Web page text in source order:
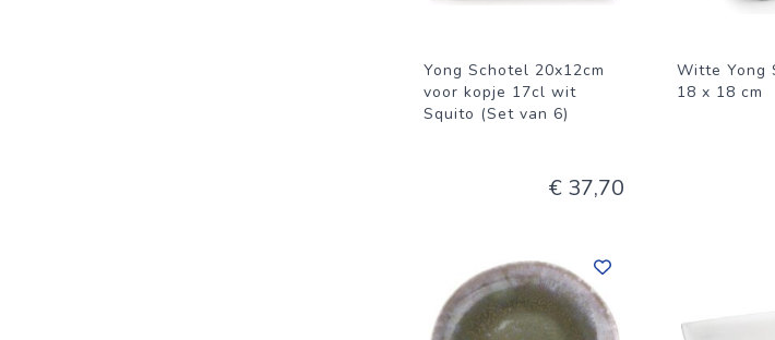
Yong Schotel 20x12cm
voor kopje 17cl wit
Squito (Set van 6)
€ 37,70
Witte Yong
18 x 18 cm